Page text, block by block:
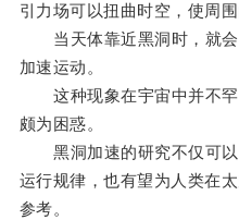
引力场可以扭曲时空，使周
当天体靠近黑洞时，就会
加速运动。
这种现象在宇宙中并不罕
颇为困惑。
黑洞加速的研究不仅可以
运行规律，也有望为人类在
参考。